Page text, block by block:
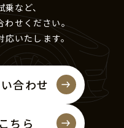
など、
せください。
応いたします。
合わせ
ちら